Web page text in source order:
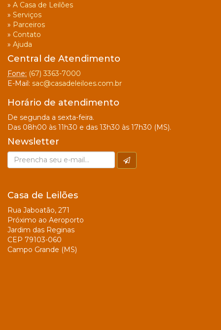
» A Casa de Leilões
» Serviços
» Parceiros
» Contato
» Ajuda
Central de Atendimento
Fone: (67) 3363-7000
E-Mail: sac@casadeleiloes.com.br
Horário de atendimento
De segunda a sexta-feira.
Das 08h00 às 11h30 e das 13h30 às 17h30 (MS).
Newsletter
Casa de Leilões
Rua Jaboatão, 271
Próximo ao Aeroporto
Jardim das Reginas
CEP 79103-060
Campo Grande (MS)